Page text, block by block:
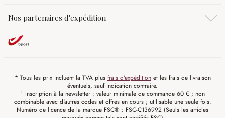
Nos partenaires d'expédition
* Tous les prix incluent la TVA plus frais d'expéditionet les frais de livraison
éventuels, sauf indication contraire.
¹ Inscription à la newsletter : valeur minimale de commande 60 € ; non
combinable avec d'autres codes et offres en cours ; utilisable une seule fois.
Numéro de licence de la marque FSC® : FSC-C136992 (Seuls les articles